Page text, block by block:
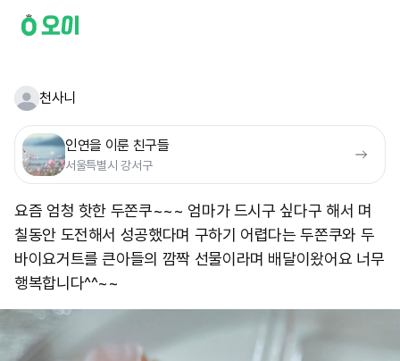
천사니
인연을 이룬 친구들
서울특별시 강서구
요즘 엄청 핫한 두쫀쿠~~~ 엄마가 드시구 싶다구 해서 며
칠동안 도전해서 성공했다며 구하기 어렵다는 두쫀쿠와 두
바이요거트를 큰아들의 깜짝 선물이라며 배달이왔어요 너무
행복합니다^^~~